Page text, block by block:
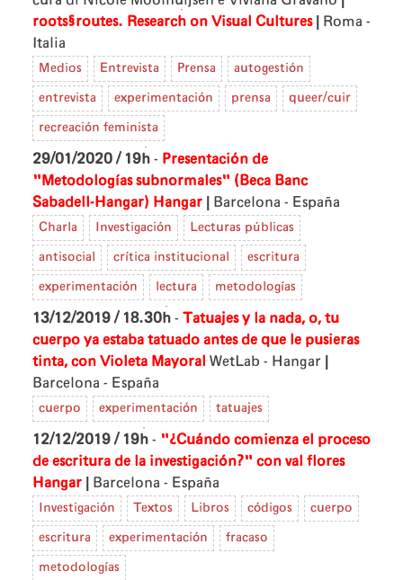
roots§routes. Research on Visual Cultures
Roma -
Italia
Medios Entrevista Prensa autogestión
entrevista experimentación prensa queer/cuir
recreación feminista
29/01/2020 / 19h - Presentación de
"Metodologías subnormales" (Beca Banc
Sabadell-Hangar) Hangar Barcelona - España
Charla Investigación Lecturas públicas
antisocial crítica institucional escritura
experimentación lectura metodologías
13/12/2019 / 18.30h - Tatuajes y la nada, o, tu
cuerpo ya estaba tatuado antes de que le pusieras
tinta, con Violeta Mayoral WetLab - Hangar
Barcelona - España
cuerpo experimentación tatuajes
12/12/2019 / 19h - "¿Cuándo comienza el proceso
de escritura de la investigación?" con val flores
Hangar
Barcelona - España
Investigación Textos Libros códigos cuerpo
escritura experimentación fracaso
metodologías